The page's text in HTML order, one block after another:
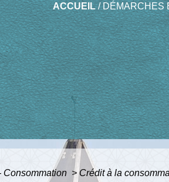
ACCUEIL/DÉMARCHES
Consommation > Crédit à la